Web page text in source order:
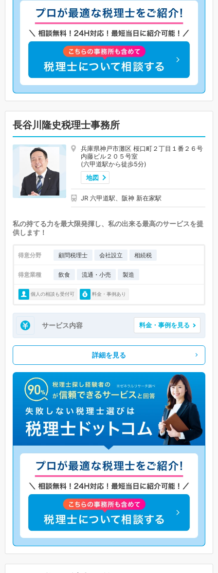
長谷川隆史税理士事務所
兵庫県神戸市灘区 桜口町２丁目１番２６号
内藤ビル２０５号室
(六甲道駅から徒歩5分)
地図
JR 六甲道駅、阪神 新在家駅
私の持てる力を最大限発揮し、私の出来る最高のサービスを提
供します！
得意分野 顧問税理士 会社設立 相続税
得意業種 飲食 流通・小売 製造
個人の相談も受付可 料金・事例あり
サービス内容 料金・事例を見る
詳細を見る